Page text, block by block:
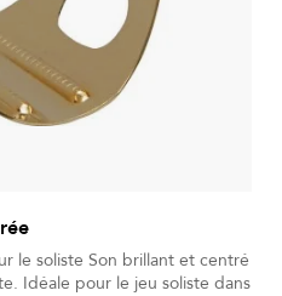
et centré